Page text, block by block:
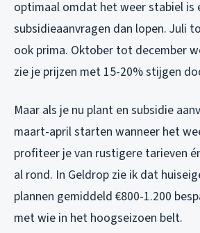
optimaal omdat het weer stabiel is
subsidieaanvragen dan lopen. Juli
ook prima. Oktober tot december
zie je prijzen met 15-20% stijgen
Maar als je nu plant en subsidie
maart-april starten wanneer het
profiteer je van rustigere tarieven
al rond. In Geldrop zie ik dat
plannen gemiddeld €800-1.200
met wie in het hoogseizoen belt.